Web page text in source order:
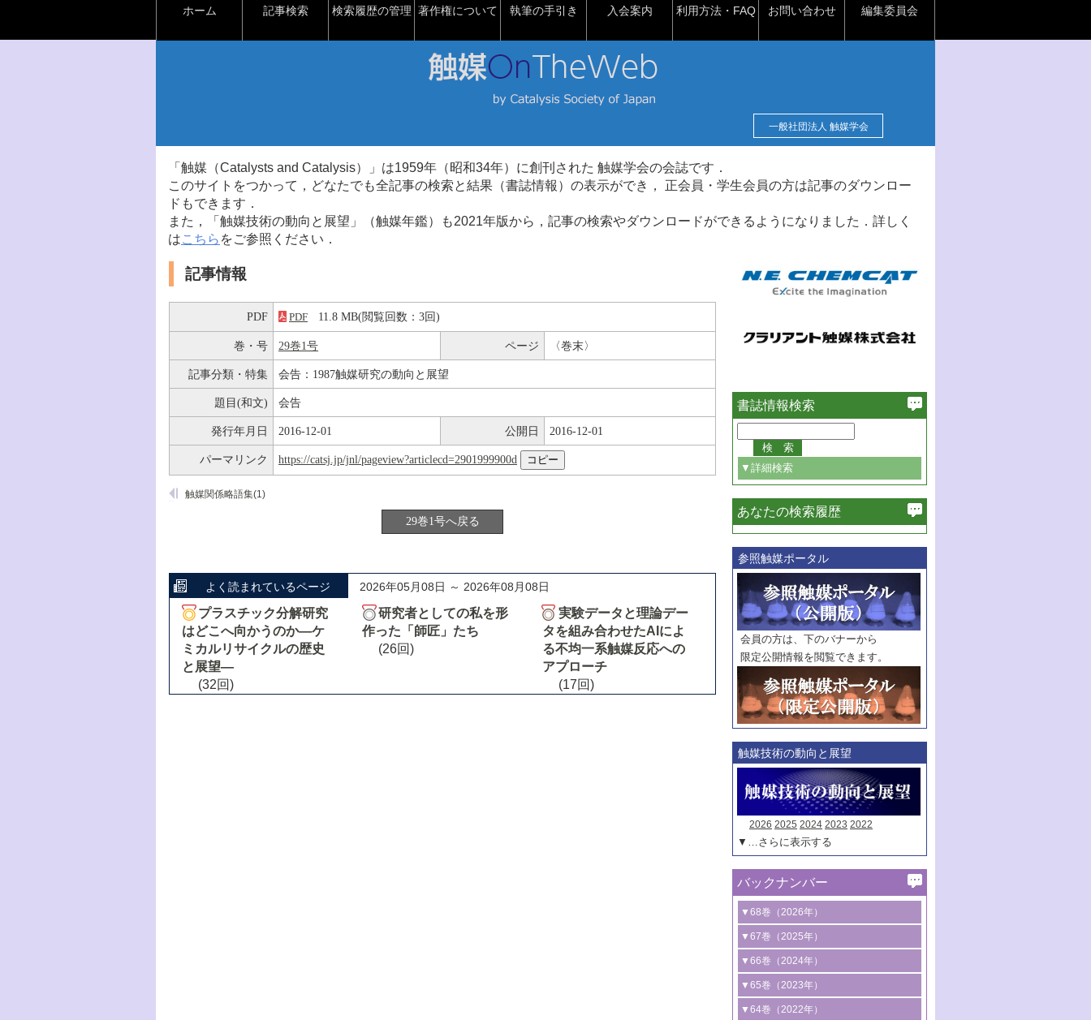
ホーム 記事検索 検索履歴の管理 著作権について 執筆の手引き 入会案内 利用方法・FAQ お問い合わせ 編集委員会
一般社団法人 触媒学会
「触媒（Catalysts and Catalysis）」は1959年（昭和34年）に創刊された 触媒学会の会誌です．
このサイトをつかって，どなたでも全記事の検索と結果（書誌情報）の表示ができ， 正会員・学生会員の方は記事のダウンロー
ドもできます．
また，「触媒技術の動向と展望」（触媒年鑑）も2021年版から，記事の検索やダウンロードができるようになりました．詳しく
はこちら をご参照ください．
記事情報
PDF PDF 11.8 MB(閲覧回数：3回)
巻・号 29巻1号 ページ 〈巻末〉
記事分類・特集 会告：1987触媒研究の動向と展望
題目(和文) 会告
発行年月日 2016-12-01 公開日 2016-12-01
パーマリンク https://catsj.jp/jnl/pageview?articlecd=2901999900d
触媒関係略語集(1)
29巻1号へ戻る
よく読まれているページ 2026年05月08日 ～ 2026年08月08日
プラスチック分解研究
はどこへ向かうのか―ケ
ミカルリサイクルの歴史
と展望―
(32回)
研究者としての私を形
作った「師匠」たち
(26回)
実験データと理論デー
タを組み合わせたAIによ
る不均一系触媒反応への
アプローチ
(17回)
書誌情報検索
▼詳細検索
必ず含む
巻・号指定
巻
号
範囲指定
巻
号～
巻
号
触媒年鑑
年度
記事種別
マーク：
マークあり
あなたの検索履歴
参照触媒ポータル
会員の方は、下のバナーから
限定公開情報を閲覧できます。
触媒技術の動向と展望
2026 2025 2024 2023 2022
▼…さらに表示する
バックナンバー
▼68巻（2026年）
1号 過酸化水素合成に関する研究動向
2号 コンピューター技術により加速する
触媒開発
3号 有機分子変換やCO 資源化のための
▼67巻（2025年）
1号 CO
水素化によるグリーン燃料/グリ
ーンケミカル製造
2号 水素製造のための水分解技術に関す
▼66巻（2024年）
1号 低次元ナノ構造を有する触媒材料
2号 規制反応場を活用した固体触媒研究
▼65巻（2023年）
1号 炭素が関わる触媒機能
▼64巻（2022年）